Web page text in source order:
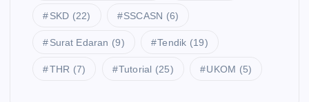
SKD (22) SSCASN (6)
Surat Edaran (9) Tendik (19)
THR (7) Tutorial (25) UKOM (5)